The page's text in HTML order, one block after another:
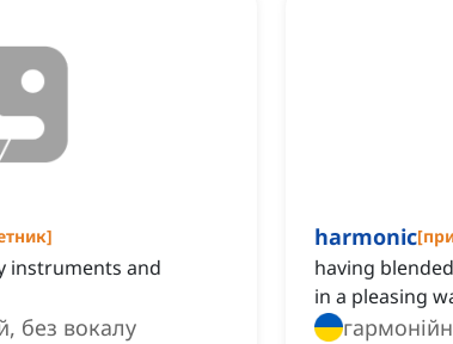
]
instruments and
без вокалу
harmonic[
having
in a pleasing